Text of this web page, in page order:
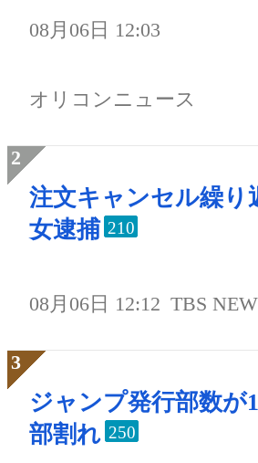
08月06日 12:03
オリコンニュース
注文キャンセル繰り
女逮捕 210
08月06日 12:12 TBS
ジャンプ発行部数が
部割れ 250